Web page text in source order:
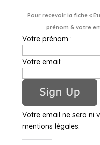
Pour recevoir la fiche «
prénom & votre
Votre prénom :
Votre email:
Votre email ne sera ni
mentions légales.